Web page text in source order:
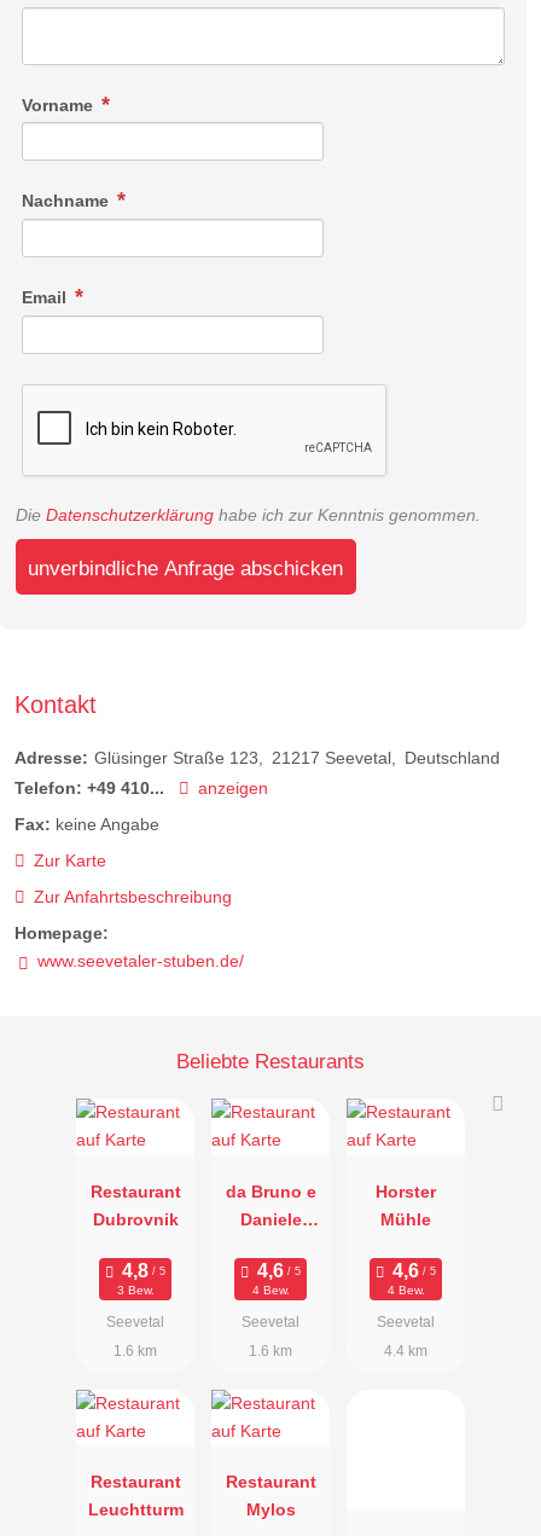
Vorname
Nachname
Email
Die Datenschutzerklärung habe ich zur Kenntnis genommen.
unverbindliche Anfrage abschicken
Kontakt
Adresse: Glüsinger Straße 123 21217 Seevetal
Deutschland
Telefon: +49 410...
anzeigen
Fax: keine Angabe
Zur Karte
Zur Anfahrtsbeschreibung
Homepage:
www.seevetaler-stuben.de/
Beliebte Restaurants
Restaurant
Dubrovnik
3 Bew.
Seevetal
1.6 km
da Bruno e
Daniele
italiano
4 Bew.
Seevetal
1.6 km
Horster
Mühle
4 Bew.
Seevetal
4.4 km
Restaurant
Leuchtturm
Restaurant
Mylos